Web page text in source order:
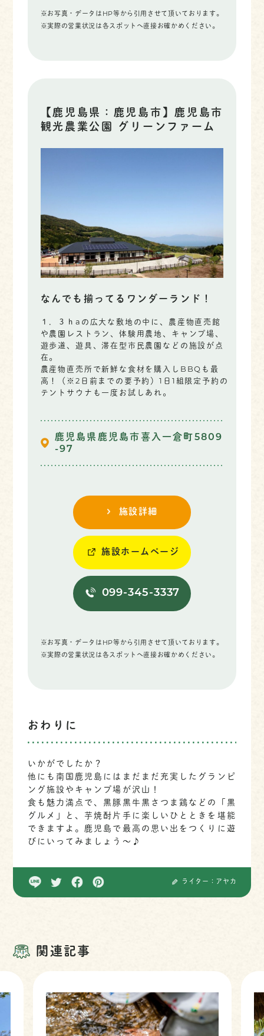
※お写真・データはHP等から引用させて頂いております。
※実際の営業状況は各スポットへ直接お確かめください。
【鹿児島県：鹿児島市】鹿児島市
観光農業公園 グリーンファーム
なんでも揃ってるワンダーランド！
１．３ｈaの広大な敷地の中に、農産物直売館
や農園レストラン、体験用農地、キャンプ場、
遊歩道、遊具、滞在型市民農園などの施設が点
在。
農産物直売所で新鮮な食材を購入しBBQも最
高！（※2日前までの要予約）1日1組限定予約の
テントサウナも一度お試しあれ。
鹿児島県鹿児島市喜入一倉町5809
-97
施設詳細
施設ホームページ
099-345-3337
※お写真・データはHP等から引用させて頂いております。
※実際の営業状況は各スポットへ直接お確かめください。
おわりに
いかがでしたか？
他にも南国鹿児島にはまだまだ充実したグランピ
ング施設やキャンプ場が沢山！
食も魅力満点で、黒豚黒牛黒さつま鶏などの「黒
グルメ」と、芋焼酎片手に楽しいひとときを堪能
できますよ。鹿児島で最高の思い出をつくりに遊
びにいってみましょう～♪
ライター：アヤカ
関連記事